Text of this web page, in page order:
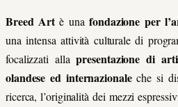
Breed Artè unafondazione per
una intensa attività culturale di
focalizzati allapresentazione di
olandese ed internazionaleche si
ricerca, l’originalità dei mezzi